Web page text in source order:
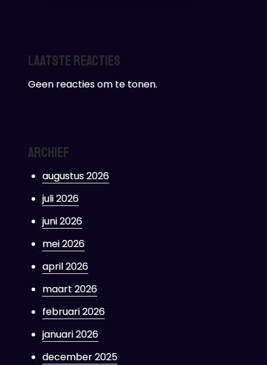
Laatste reacties
Geen reacties om te tonen.
Archief
augustus 2026
juli 2026
juni 2026
mei 2026
april 2026
maart 2026
februari 2026
januari 2026
december 2025